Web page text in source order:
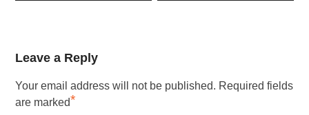
Leave a Reply
Your email address will not be published. Required fields
are marked*